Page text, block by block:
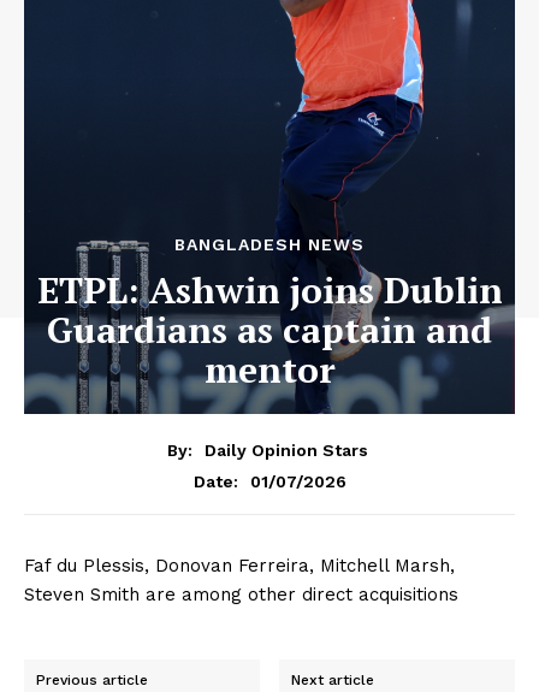
BANGLADESH NEWS
ETPL: Ashwin joins Dublin
Guardians as captain and
mentor
By:
Daily Opinion Stars
Date:
01/07/2026
Faf du Plessis, Donovan Ferreira, Mitchell Marsh,
Steven Smith are among other direct acquisitions
Previous article Next article